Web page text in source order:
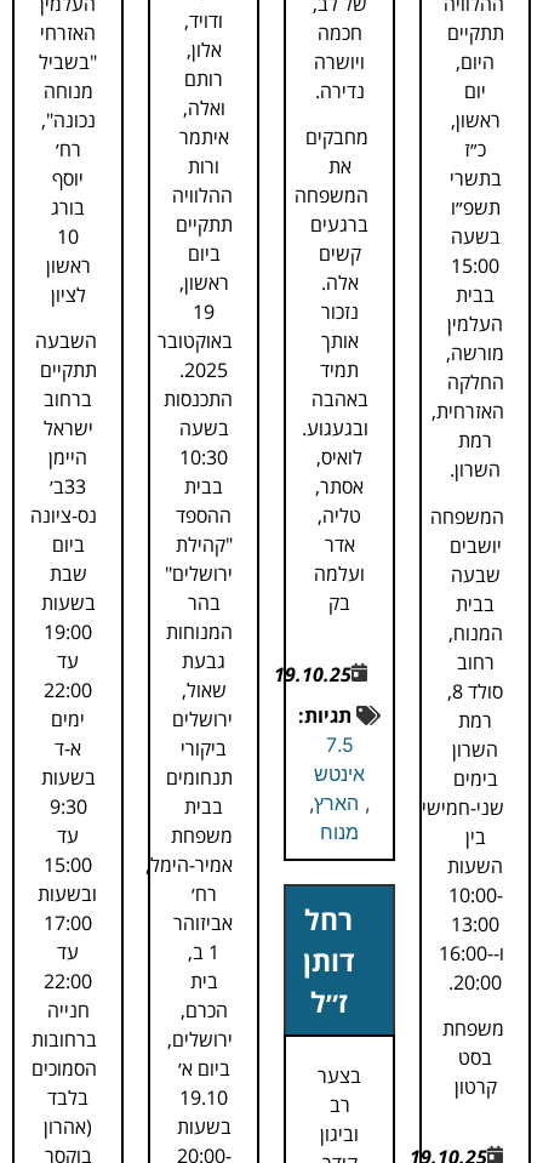
תתקיים
היום,
יום
ראשון,
כ״ז
בתשרי
תשפ״ו
בשעה
15:00
בבית
העלמין
מורשה,
החלקה
האזרחית,
רמת
השרון.
המשפחה
יושבים
שבעה
בבית
המנוח,
רחוב
סולד 8,
רמת
השרון
בימים
שני-חמישי
בין
השעות
10:00-
13:00
ו-16:00-
20:00.
משפחת
בסט
קרטון
19.10.25
חכמה
ויושרה
נדירה.
מחבקים
את
המשפחה
ברגעים
קשים
אלה.
נזכור
אותך
תמיד
באהבה
ובגעגוע.
לואיס,
אסתר,
טליה,
אדר
ועלמה
בק
19.10.25
תגיות:
7.5
אינטש
, הארץ,
מנוח
ודויד,
אלון,
רותם
ואלה,
איתמר
ורות
ההלוויה
תתקיים
ביום
ראשון,
19
באוקטובר
2025.
התכנסות
בשעה
10:30
בבית
ההספד
"קהילת
ירושלים"
בהר
המנוחות
גבעת
שאול,
ירושלים
ביקורי
תנחומים
בבית
משפחת
אמיר-הימל,
רח׳
אביזוהר
1 ב,
בית
הכרם,
ירושלים,
ביום א׳
19.10
בשעות
20:00-
האזרחי
"בשביל
מנוחה
נכונה",
רח׳
יוסף
בורג
10
ראשון
לציון
השבעה
תתקיים
ברחוב
ישראל
היימן
33ב׳
נס-ציונה
ביום
שבת
בשעות
19:00
עד
22:00
ימים
א-ד
בשעות
9:30
עד
15:00
ובשעות
17:00
עד
22:00
חנייה
ברחובות
הסמוכים
בלבד
(אהרון
בוקסר
רחל
דותן
ז״ל
בצער
רב
וביגון